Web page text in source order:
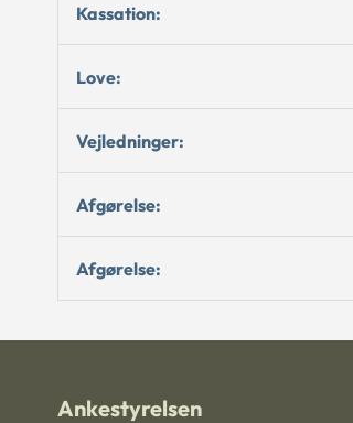
Kassation:
Love:
Vejledninger:
Afgørelse:
Afgørelse:
Ankestyrelsen